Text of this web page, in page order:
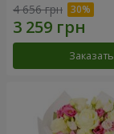
4 656 грн
Заказать